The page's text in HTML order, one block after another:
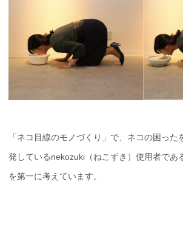
「ネコ目線のモノづくり」で、ネコの困った
発しているnekozuki（ねこずき）使用者であ
を第一に考えています。